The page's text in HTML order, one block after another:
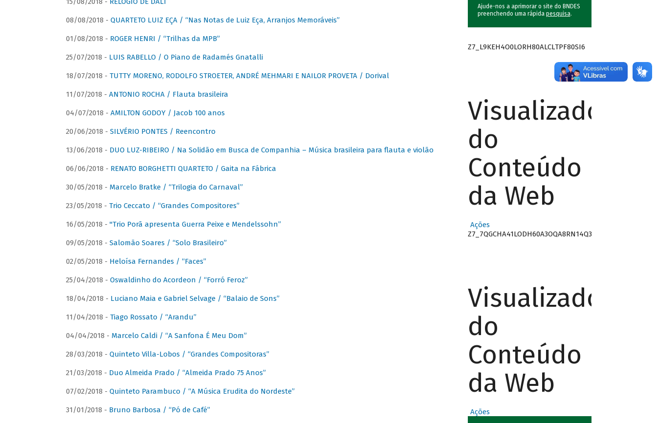
08/08/2018 - QUARTETO LUIZ EÇA / “Nas Notas de Luiz Eça, Arranjos Memoráveis”
01/08/2018 - ROGER HENRI / “Trilhas da MPB”
25/07/2018 - LUIS RABELLO / O Piano de Radamés Gnatalli
18/07/2018 - TUTTY MORENO, RODOLFO STROETER, ANDRÉ MEHMARI E NAILOR PROVETA / Dorival
11/07/2018 - ANTONIO ROCHA / Flauta brasileira
04/07/2018 - AMILTON GODOY / Jacob 100 anos
20/06/2018 - SILVÉRIO PONTES / Reencontro
13/06/2018 - DUO LUZ-RIBEIRO / Na Solidão em Busca de Companhia – Música brasileira para flauta e violão
06/06/2018 - RENATO BORGHETTI QUARTETO / Gaita na Fábrica
30/05/2018 - Marcelo Bratke / “Trilogia do Carnaval”
23/05/2018 - Trio Ceccato / “Grandes Compositores”
16/05/2018 - "Trio Porã apresenta Guerra Peixe e Mendelssohn”
09/05/2018 - Salomão Soares / “Solo Brasileiro”
02/05/2018 - Heloísa Fernandes / “Faces”
25/04/2018 - Oswaldinho do Acordeon / “Forró Feroz”
18/04/2018 - Luciano Maia e Gabriel Selvage / “Balaio de Sons”
11/04/2018 - Tiago Rossato / “Arandu”
04/04/2018 - Marcelo Caldi / “A Sanfona É Meu Dom”
28/03/2018 - Quinteto Villa-Lobos / “Grandes Compositoras”
21/03/2018 - Duo Almeida Prado / “Almeida Prado 75 Anos”
07/02/2018 - Quinteto Parambuco / “A Música Erudita do Nordeste”
31/01/2018 - Bruno Barbosa / “Pó de Café”
Ajude-nos a aprimorar o site do BNDES
preenchendo uma rápida pesquisa.
Z7_L9KEH4O0LORH80ALCLTPF80SI6
Visualizador
do
Conteúdo
da Web
Ações
Z7_7QGCHA41LODH60A3OQA8RN14Q3
Visualizador
do
Conteúdo
da Web
Ações